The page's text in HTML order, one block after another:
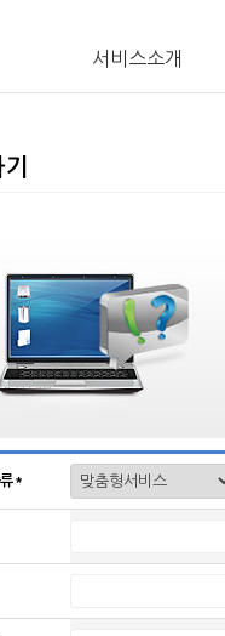
서비스소개
*